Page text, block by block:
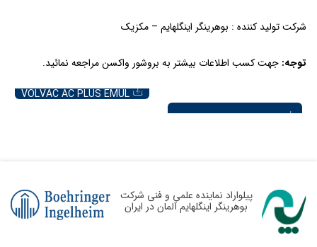
شرکت تولید کننده : بوهرینگر اینگلهایم – مکزیک
توجه: جهت کسب اطلاعات بیشتر به بروشور واکسن مراجعه نمائید.
VOLVAC AC PLUS EMUL
پیلواراد نماینده علمی و فنی شرکت
بوهرینگر اینگلهایم آلمان در ایران